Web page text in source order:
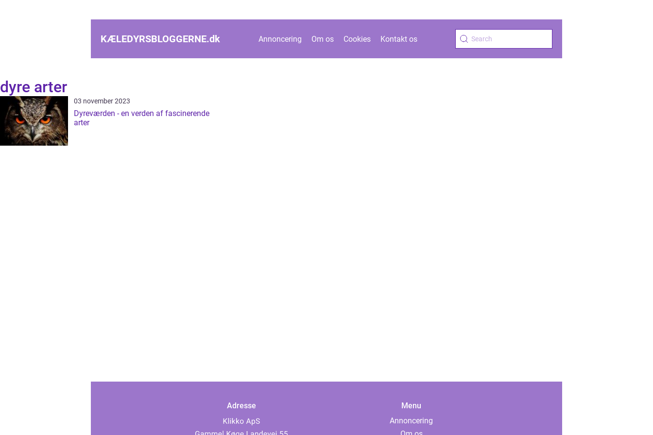
KÆLEDYRSBLOGGERNE.dk Annoncering Om os Cookies Kontakt os
dyre arter
03 november 2023
Dyreværden - en verden af fascinerende
arter
Adresse
Menu
Annoncering